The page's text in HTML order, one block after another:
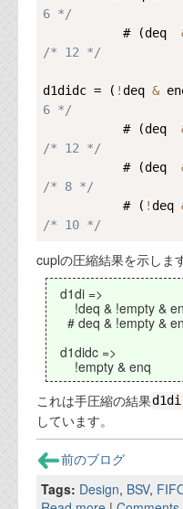
6 */
           # (deq
/* 12 */
d1didc = ( !deq &
6 */
           # (deq
/* 12 */
           # (deq
/* 8 */
           # (
!deq
/* 10 */
cuplの圧縮結果を示します
d1di =>
!deq & !empty &
# deq & !empty &
d1didc =>
!empty & enq
これは手圧縮の結果
しています。
前のブログ
Tags: Design, BSV,